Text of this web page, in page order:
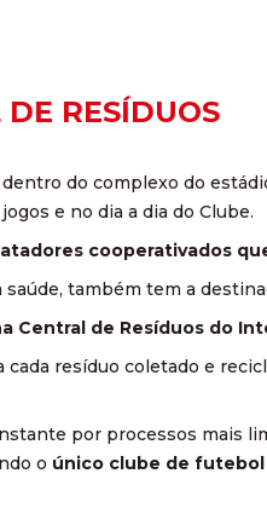
RESÍDUOS
do complexo do
e no dia a dia do Clube.
cooperativados
também tem a
Central de Resíduos do
resíduo coletado e
por processos mais
o único clube de